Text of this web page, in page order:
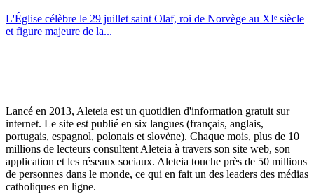
L'Église célèbre le 29 juillet saint Olaf, roi de Norvège au XIᵉ siècle
et figure majeure de la...
Lancé en 2013, Aleteia est un quotidien d'information gratuit sur
internet. Le site est publié en six langues (français, anglais,
portugais, espagnol, polonais et slovène). Chaque mois, plus de 10
millions de lecteurs consultent Aleteia à travers son site web, son
application et les réseaux sociaux. Aleteia touche près de 50 millions
de personnes dans le monde, ce qui en fait un des leaders des médias
catholiques en ligne.